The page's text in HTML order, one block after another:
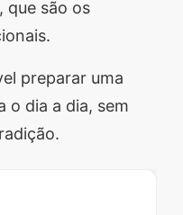
que são os
preparar uma
o dia a dia, sem